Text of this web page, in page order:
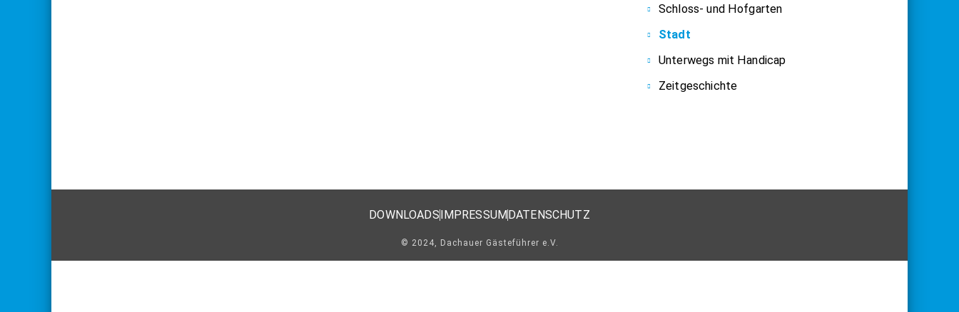
Schloss- und Hofgarten
Stadt
Unterwegs mit Handicap
Zeitgeschichte
DOWNLOADSIMPRESSUMDATENSCHUTZ
© 2024, Dachauer Gästeführer e.V.